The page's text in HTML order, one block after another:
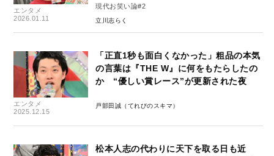
エンタメ
2026.01.11
現代お笑い論#2
立川志らく
エンタメ
2025.12.15
「正直1秒も面白くなかった」粗品の本気
の言葉は『THE W』に何をもたらしたの
か “優しい賞レース”が更新された夜
戸部田誠（てれびのスキマ）
松本人志の代わりに天下を取る日も近